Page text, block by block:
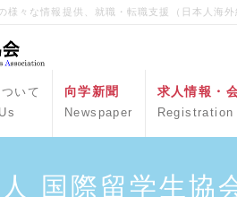
様々な情報提供、就職・転職支援（日本人海
いて
向学新聞
Newspaper
求人情報・
Registration
国際留学生協